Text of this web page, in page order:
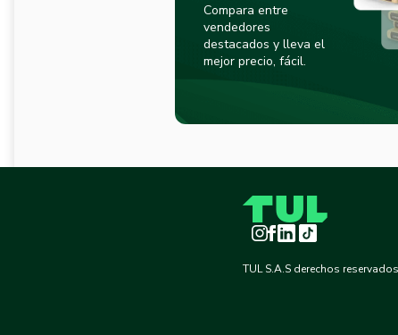
Compara entre
vendedores
destacados y lleva el
mejor precio, fácil.
Instagram
Facebook
LinkedInTikTok
TUL S.A.S derechos reservados